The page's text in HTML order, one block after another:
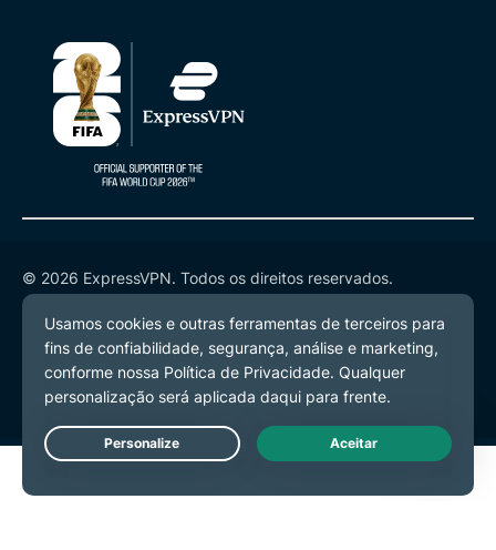
© 2026 ExpressVPN. Todos os direitos reservados.
Política de Privacidade
Termos de Serviço
Preferências de Cookies
Live Chat